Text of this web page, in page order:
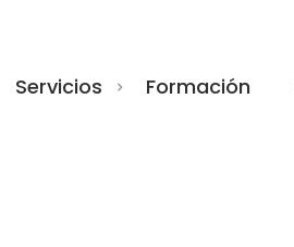
Servicios Formación